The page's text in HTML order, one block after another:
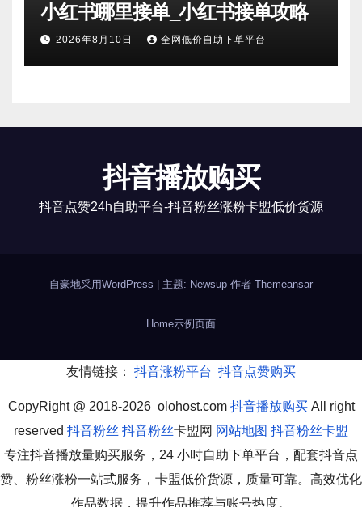
小红书哪里接单_小红书接单攻略
2026年8月10日 全网低价自助下单平台
抖音播放购买
抖音点赞24h自助平台-抖音粉丝涨粉卡盟低价货源
自豪地采用WordPress 主题: Newsup 作者 Themeansar
Home示例页面
友情链接： 抖音涨粉平台 抖音点赞购买
CopyRight @ 2018-2026 olohost.com 抖音播放购买All right
reserved 抖音粉丝 抖音粉丝卡盟网 网站地图 抖音粉丝卡盟
专注抖音播放量购买服务，24 小时自助下单平台，配套抖音点
赞、粉丝涨粉一站式服务，卡盟低价货源，质量可靠。高效优化
作品数据，提升作品推荐与账号热度。